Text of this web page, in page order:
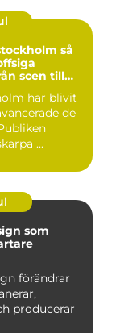
så
scen till
har blivit
de
...
som
förändrar
producerar